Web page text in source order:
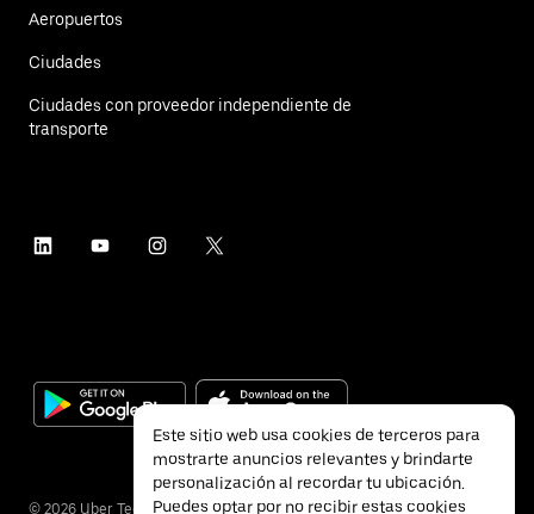
Aeropuertos
Ciudades
Ciudades con proveedor independiente de
transporte
© 2026 Uber Technologies Inc.
Este sitio web usa cookies de terceros para
mostrarte anuncios relevantes y brindarte
personalización al recordar tu ubicación.
Puedes optar por no recibir estas cookies